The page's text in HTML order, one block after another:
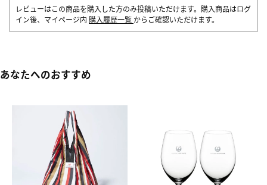
レビューはこの商品を購入した方のみ投稿いただけます。購入商品はログ
イン後、マイページ内 購入履歴一覧 からご確認いただけます。
あなたへのおすすめ